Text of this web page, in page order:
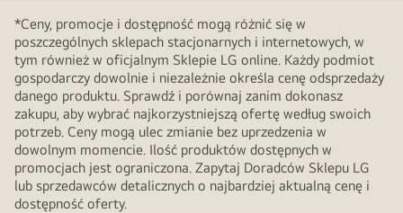
*Ceny, promocje i dostępność mogą różnić się w
poszczególnych sklepach stacjonarnych i internetowych, w
tym również w oficjalnym Sklepie LG online. Każdy podmiot
gospodarczy dowolnie i niezależnie określa cenę odsprzedaży
danego produktu. Sprawdź i porównaj zanim dokonasz
zakupu, aby wybrać najkorzystniejszą ofertę według swoich
potrzeb. Ceny mogą ulec zmianie bez uprzedzenia w
dowolnym momencie. Ilość produktów dostępnych w
promocjach jest ograniczona. Zapytaj Doradców Sklepu LG
lub sprzedawców detalicznych o najbardziej aktualną cenę i
dostępność oferty.